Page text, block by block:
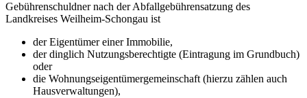
Gebührenschuldner nach der Abfallgebührensatzung des
Landkreises Weilheim-Schongau ist
der Eigentümer einer Immobilie,
der dinglich Nutzungsberechtigte (Eintragung im Grundbuch)
oder
die Wohnungseigentümergemeinschaft (hierzu zählen auch
Hausverwaltungen),